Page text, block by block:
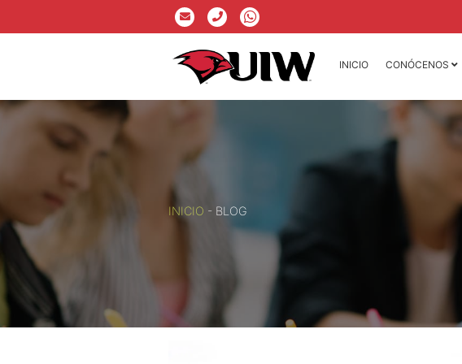
INICIO CONÓCENOS
INICIO - BLOG